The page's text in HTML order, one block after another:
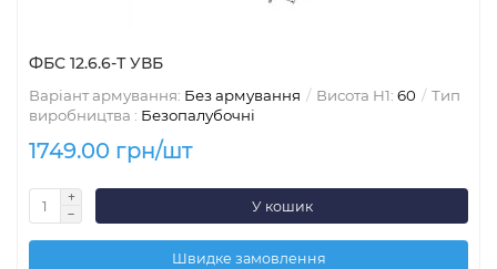
ФБС 12.6.6-Т УВБ
Варіант армування: Без армування Висота H1: 60
Тип
виробництва : Безопалубочні
1749.00 грн/шт
У кошик
Швидке замовлення